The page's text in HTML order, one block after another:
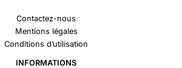
Contactez-nous
Mentions légales
Conditions d’utilisation
INFORMATIONS